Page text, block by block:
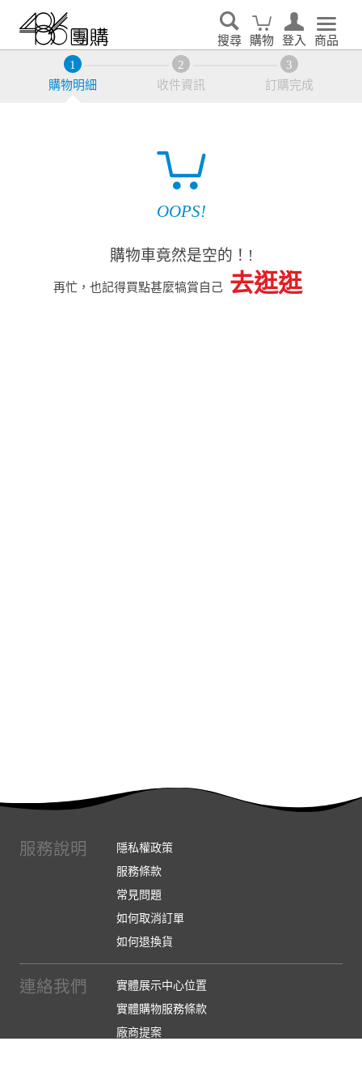
搜尋 購物 登入 商品
購物明細 收件資訊 訂購完成
OOPS!
購物車竟然是空的！!
再忙，也記得買點甚麼犒賞自己 去逛逛
服務說明
隱私權政策
服務條款
常見問題
如何取消訂單
如何退換貨
連絡我們
實體展示中心位置
實體購物服務條款
廠商提案